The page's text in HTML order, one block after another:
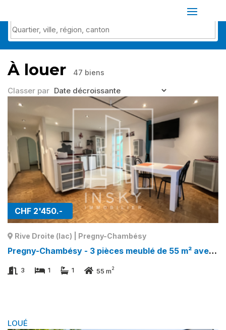
À louer 47 biens
Classer par
CHF 2'450.-
Rive Droite (lac) | Pregny-Chambésy
Pregny-Chambésy - 3 pièces meublé de 55 m² avec véranda et jardin - Calme absolu à Rive Droite (lac) | Pregny-Chambésy
3 1 1 55 m2
LOUÉ